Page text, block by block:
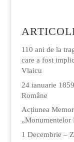
110 ani de la
care a fost
Vlaicu
24 ianuarie
Române
Acțiunea
„Monumentelor
1 Decembrie –